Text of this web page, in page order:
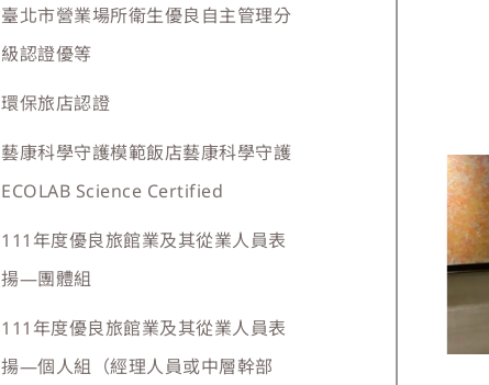
臺北市營業場所衛生優良自主管理分
級認證優等
環保旅店認證
藝康科學守護模範飯店藝康科學守護
ECOLAB Science Certified
111年度優良旅館業及其從業人員表
揚—團體組
111年度優良旅館業及其從業人員表
揚—個人組（經理人員或中層幹部